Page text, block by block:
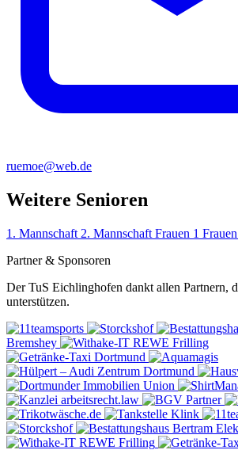
ruemoe@web.de
Weitere Senioren
1. Mannschaft 2. Mannschaft Frauen 1
Partner & Sponsoren
Der TuS Eichlinghofen dankt allen Partnern,
unterstützen.
Bremshey
REWE Frilling
REWE Frilling